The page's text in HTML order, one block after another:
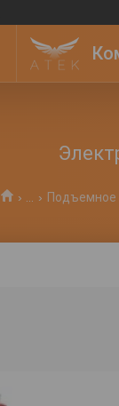
Подъемное